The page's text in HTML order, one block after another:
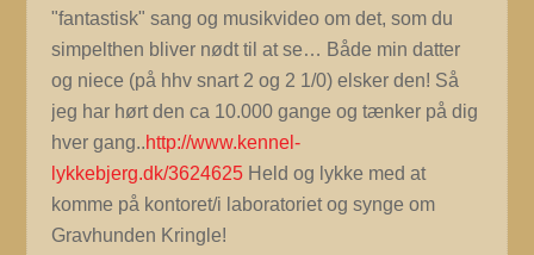
"fantastisk" sang og musikvideo om det, som du
simpelthen bliver nødt til at se… Både min datter
og niece (på hhv snart 2 og 2 1/0) elsker den! Så
jeg har hørt den ca 10.000 gange og tænker på dig
hver gang..http://www.kennel-
lykkebjerg.dk/3624625 Held og lykke med at
komme på kontoret/i laboratoriet og synge om
Gravhunden Kringle!